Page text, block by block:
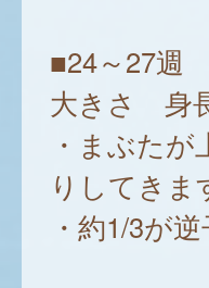
■24～27週
大きさ 身
・まぶた
りしてきま
・約1/3が逆